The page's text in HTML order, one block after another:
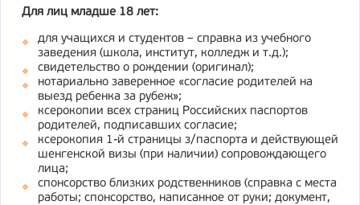
Для лиц младше 18 лет:
для учащихся и студентов – справка из учебного
заведения (школа, институт, колледж и т.д.);
свидетельство о рождении (оригинал);
нотариально заверенное «согласие родителей на
выезд ребенка за рубеж»;
ксерокопии всех страниц Российских паспортов
родителей, подписавших согласие;
ксерокопия 1-й страницы з/паспорта и действующей
шенгенской визы (при наличии) сопровождающего
лица;
спонсорство близких родственников (справка с места
работы; спонсорство, написанное от руки; документ,